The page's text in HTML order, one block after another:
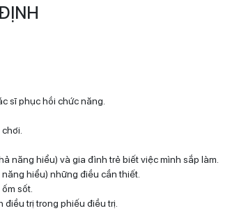
sĩ phục hồi chức năng.
năng hiểu) và gia đình trẻ biết việc mình sắp làm.
hiểu) những điều cần thiết.
sốt.
điều trị trong phiếu điều trị.